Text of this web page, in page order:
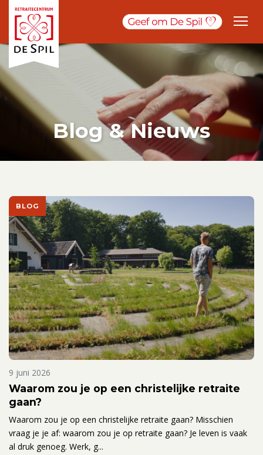
Blog & Nieuws
BLOG
9 juni 2026
Waarom zou je op een christelijke retraite
gaan?
Waarom zou je op een christelijke retraite gaan? Misschien
vraag je je af: waarom zou je op retraite gaan? Je leven is vaak
al druk genoeg. Werk, g...